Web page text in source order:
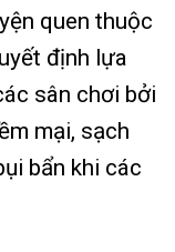
quen thuộc
định lựa
sân chơi bởi
mại, sạch
bẩn khi các